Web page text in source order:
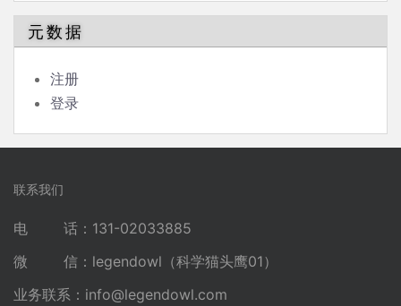
元数据
注册
登录
联系我们
电 话：131-02033885
微 信：legendowl（科学猫头鹰01）
业务联系： info@legendowl.com